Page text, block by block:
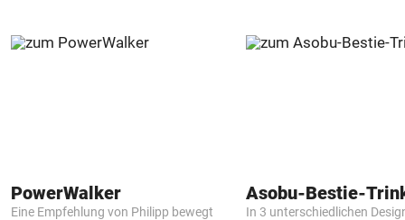
PowerWalker
Eine Empfehlung von Philipp bewegt
Asobu-Bestie-
In 3 unterschiedlichen